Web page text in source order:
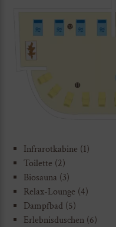
Infrarotkabine (1)
Toilette (2)
Biosauna (3)
Relax-Lounge (4)
Dampfbad (5)
Erlebnisduschen (6)